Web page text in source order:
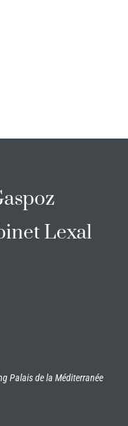
Lexal
Palais de la Méditerranée